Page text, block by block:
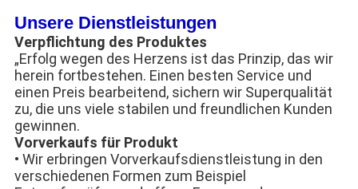
Unsere Dienstleistungen
Verpflichtung des Produktes
„Erfolg wegen des Herzens ist das Prinzip, das wir
herein fortbestehen. Einen besten Service und
einen Preis bearbeitend, sichern wir Superqualität
zu, die uns viele stabilen und freundlichen Kunden
gewinnen.
Vorverkaufs für Produkt
• Wir erbringen Vorverkaufsdienstleistung in den
verschiedenen Formen zum Beispiel